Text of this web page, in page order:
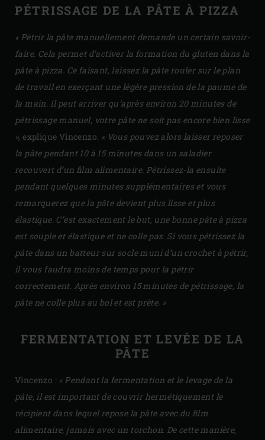
PÉTRISSAGE DE LA PÂTE À PIZZA
« Pétrir la pâte manuellement demande un certain savoir-
faire. Cela permet d’activer la formation du gluten dans la
pâte à pizza. Ce faisant, laissez la pâte rouler sur le plan
de travail en exerçant une légère pression de la paume de
la main. Il peut arriver qu’après environ 20 minutes de
pétrissage manuel, votre pâte ne soit pas encore bien lisse
», explique Vincenzo. « Vous pouvez alors laisser reposer
la pâte pendant 10 à 15 minutes dans un saladier
recouvert d’un film alimentaire. Pétrissez-la ensuite
pendant quelques minutes supplémentaires et vous
remarquerez que la pâte devient plus lisse et plus
élastique. C’est exactement le but, une bonne pâte à pizza
est souple et élastique et ne colle pas. Si vous pétrissez la
pâte dans un batteur sur socle muni d’un crochet à pétrir,
il vous faudra moins de temps pour la pétrir
correctement. Après environ 15 minutes de pétrissage, la
pâte ne colle plus au bol et est prête. »
FERMENTATION ET LEVÉE DE LA
PÂTE
Vincenzo : « Pendant la fermentation et le levage de la
pâte, il est important de couvrir hermétiquement le
récipient dans lequel repose la pâte avec du film
alimentaire, jamais avec un torchon. De cette manière,